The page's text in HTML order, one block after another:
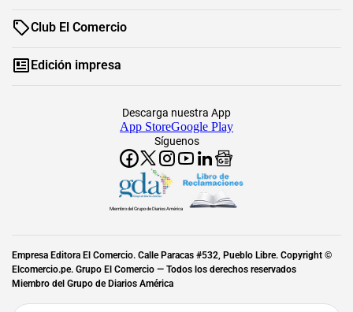
Club El Comercio
Edición impresa
Síguenos
Descarga nuestra App
App StoreGoogle Play
Miembro del Grupo de Diarios América
Empresa Editora El Comercio. Calle Paracas #532, Pueblo Libre. Copyright ©
Elcomercio.pe. Grupo El Comercio — Todos los derechos reservados
Miembro del Grupo de Diarios América